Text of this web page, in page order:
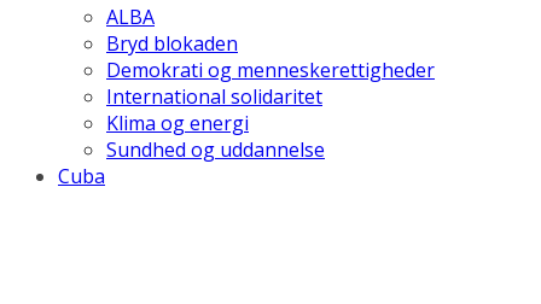
ALBA
Bryd blokaden
Demokrati og menneskerettigheder
International solidaritet
Klima og energi
Sundhed og uddannelse
Cuba